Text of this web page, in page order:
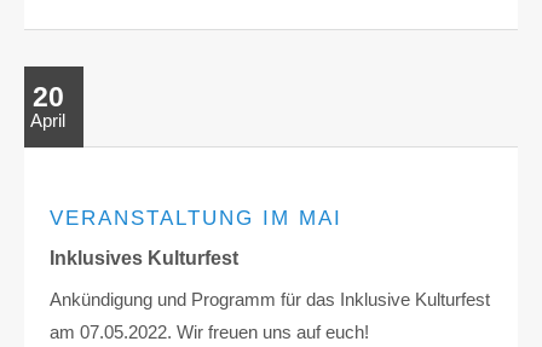
20
April
VERANSTALTUNG IM MAI
Inklusives Kulturfest
Ankündigung und Programm für das Inklusive Kulturfest
am 07.05.2022. Wir freuen uns auf euch!